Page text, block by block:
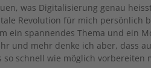
was Digitalisierung genau
Revolution für mich persönlich
ein spannendes Thema und ein
und mehr denke ich aber, dass
schnell wie möglich vorbereiten